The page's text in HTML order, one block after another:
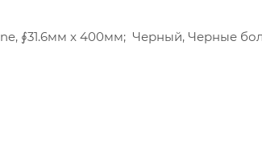
∮31.6мм x 400мм; Черный, Черные